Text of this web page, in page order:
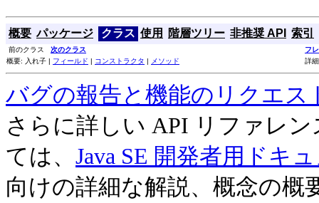
概要 パッケージ クラス 使用 階層ツリー 非推奨 API 索引
前のクラス 次のクラス
フ
概要: 入れ子 | フィールド | コンストラクタ | メソッド 詳
バグの報告と機能のリクエス
さらに詳しい API リファレ
ては、 Java SE 開発者用ドキ
向けの詳細な解説、概念の概